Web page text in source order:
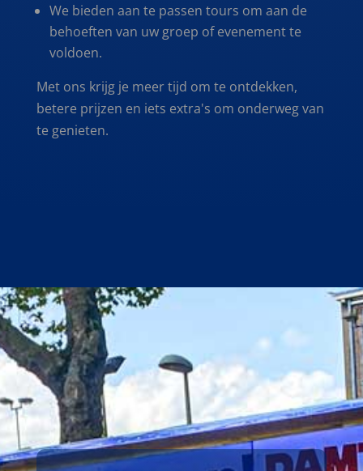
We bieden aan te passen tours om aan de
behoeften van uw groep of evenement te
voldoen.
Met ons krijg je meer tijd om te ontdekken,
betere prijzen en iets extra's om onderweg van
te genieten.